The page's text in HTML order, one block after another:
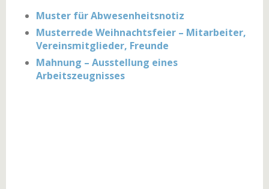
Muster für Abwesenheitsnotiz
Musterrede Weihnachtsfeier – Mitarbeiter,
Vereinsmitglieder, Freunde
Mahnung – Ausstellung eines
Arbeitszeugnisses